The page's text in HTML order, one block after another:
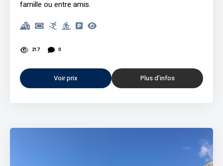
famille ou entre amis.
217 0
Voir prix Plus d’infos